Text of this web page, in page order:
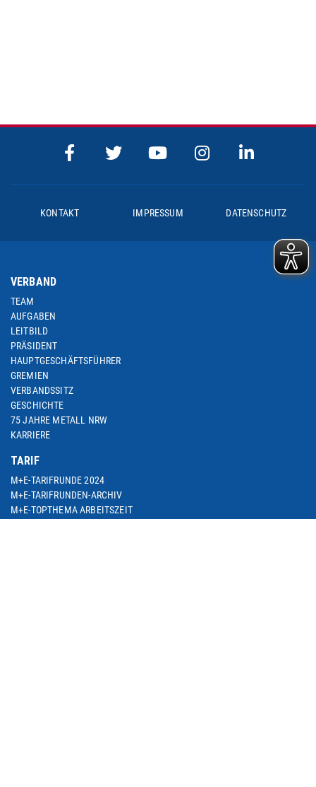
KONTAKT IMPRESSUM DATENSCHUTZ
VERBAND
TEAM
AUFGABEN
LEITBILD
PRÄSIDENT
HAUPTGESCHÄFTSFÜHRER
GREMIEN
VERBANDSSITZ
GESCHICHTE
75 JAHRE METALL NRW
KARRIERE
TARIF
M+E-TARIFRUNDE 2024
M+E-TARIFRUNDEN-ARCHIV
M+E-TOPTHEMA ARBEITSZEIT